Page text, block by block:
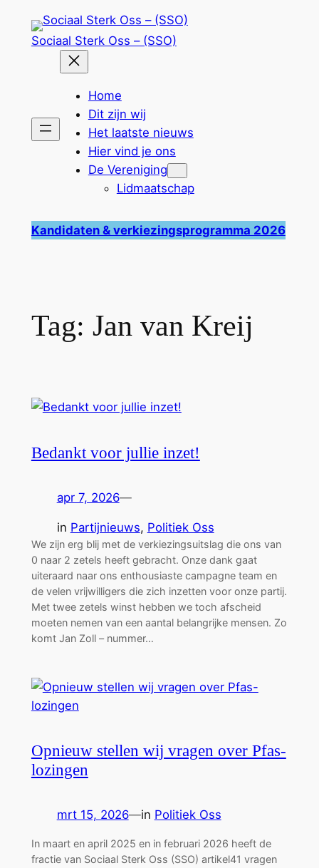
Sociaal Sterk Oss – (SSO)
Home
Dit zijn wij
Het laatste nieuws
Hier vind je ons
De Vereniging
Lidmaatschap
Kandidaten & verkiezingsprogramma 2026
Tag: Jan van Kreij
Bedankt voor jullie inzet!
apr 7, 2026—
in Partijnieuws, Politiek Oss
We zijn erg blij met de verkiezingsuitslag die ons van
0 naar 2 zetels heeft gebracht. Onze dank gaat
uiteraard naar ons enthousiaste campagne team en
de velen vrijwilligers die zich inzetten voor onze partij.
Met twee zetels winst hebben we toch afscheid
moeten nemen van een aantal belangrijke mensen. Zo
komt Jan Zoll – nummer…
Opnieuw stellen wij vragen over Pfas-
lozingen
mrt 15, 2026—in Politiek Oss
In maart en april 2025 en in februari 2026 heeft de
fractie van Sociaal Sterk Oss (SSO) artikel41 vragen